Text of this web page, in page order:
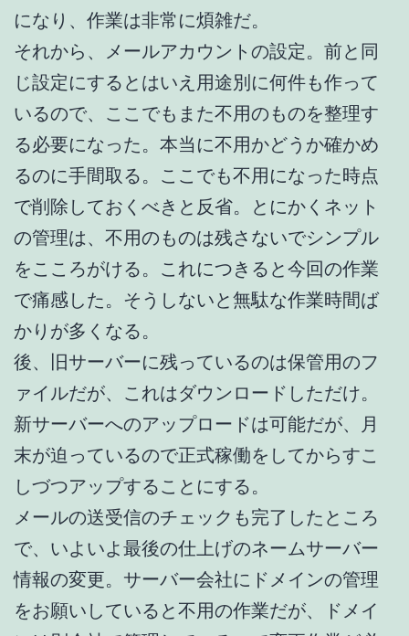
になり、作業は非常に煩雑だ。
それから、メールアカウントの設定。前と同
じ設定にするとはいえ用途別に何件も作って
いるので、ここでもまた不用のものを整理す
る必要になった。本当に不用かどうか確かめ
るのに手間取る。ここでも不用になった時点
で削除しておくべきと反省。とにかくネット
の管理は、不用のものは残さないでシンプル
をこころがける。これにつきると今回の作業
で痛感した。そうしないと無駄な作業時間ば
かりが多くなる。
後、旧サーバーに残っているのは保管用のフ
ァイルだが、これはダウンロードしただけ。
新サーバーへのアップロードは可能だが、月
末が迫っているので正式稼働をしてからすこ
しづつアップすることにする。
メールの送受信のチェックも完了したところ
で、いよいよ最後の仕上げのネームサーバー
情報の変更。サーバー会社にドメインの管理
をお願いしていると不用の作業だが、ドメイ